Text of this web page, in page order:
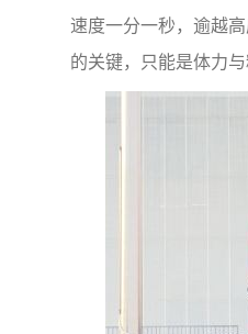
速度一分一秒，逾越
的关键，只能是体力与